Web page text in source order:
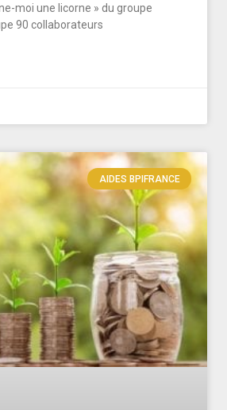
moi une licorne » du groupe
90 collaborateurs
AIDES BPIFRANCE